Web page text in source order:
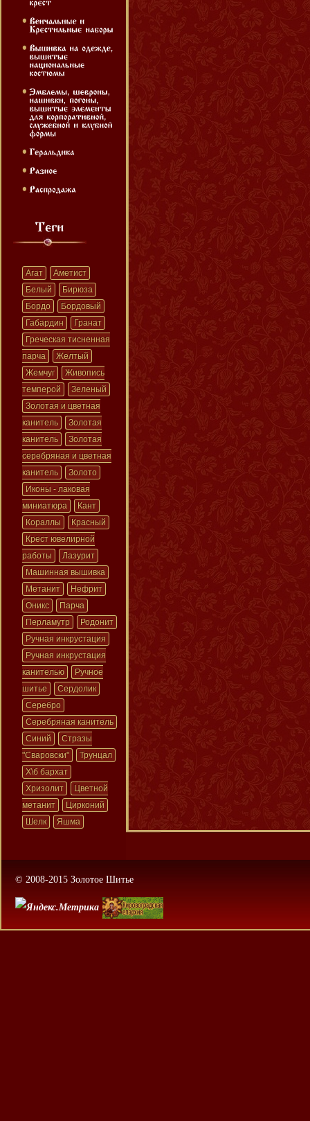
Агат
Аметист
Белый
Бирюза
Бордо
Бордовый
Габардин
Гранат
Греческая тисненная
парча
Желтый
Жемчуг
Живопись
темперой
Зеленый
Золотая и цветная
канитель
Золотая
канитель
Золотая
серебряная и цветная
канитель
Золото
Иконы - лаковая
миниатюра
Кант
Кораллы
Красный
Крест ювелирной
работы
Лазурит
Машинная вышивка
Метанит
Нефрит
Оникс
Парча
Перламутр
Родонит
Ручная инкрустация
Ручная инкрустация
канителью
Ручное
шитье
Сердолик
Серебро
Серебряная канитель
Синий
Стразы
"Сваровски"
Трунцал
Х\б бархат
Хризолит
Цветной
метанит
Цирконий
Шелк
Яшма
© 2008-2015 Золотое Шитье